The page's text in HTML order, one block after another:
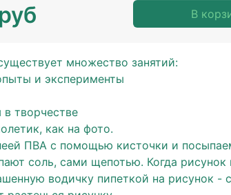
В
множество занятий:
и эксперименты
в творчестве
как на фото.
ПВА с помощью кисточки и
соль, сами щепотью. Когда
водичку пипеткой на рисунок -